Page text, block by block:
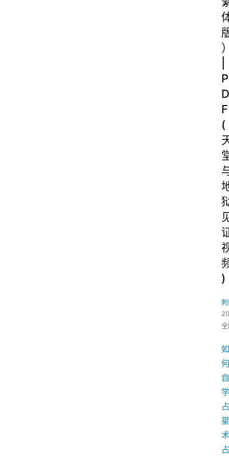
P
D
F
(
)
如
何
自
学
占
星
术
占